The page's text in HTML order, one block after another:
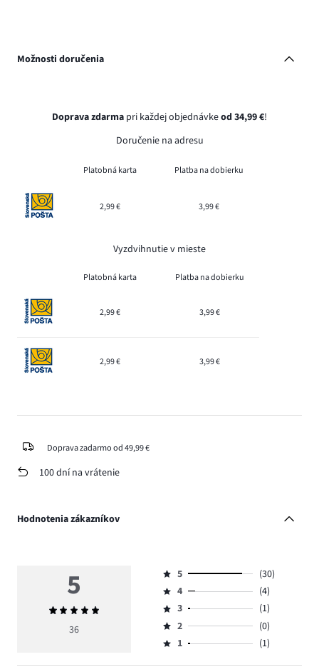
Možnosti doručenia
Doprava zdarma pri každej objednávkeod 34,99 €!
Doručenie na adresu
Platobná karta Platba na dobierku
2,99 € 3,99 €
Vyzdvihnutie v mieste
Platobná karta Platba na dobierku
2,99 € 3,99 €
2,99 € 3,99 €
Doprava zadarmo od 49,99 €
100 dní na vrátenie
Hodnotenia zákazníkov
5
Priemerné
hodnotenie
36
Hodnotenie
5,
počet
hlasov
30.
5
(30)
Hodnotenie
4,
počet
hlasov
4
(4)
Hodnotenie
3,
počet
3
(1)
Hodnotenie
2,
2
(0)
Hodnotenie
1,
1 (1)